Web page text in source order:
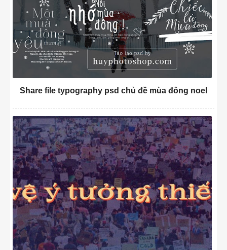
Share file typography psd chủ đề mùa đông noel